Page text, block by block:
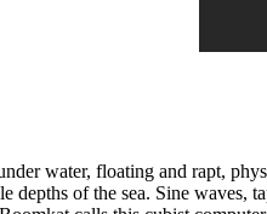
water, floating and rapt,
depths of the sea. Sine waves,